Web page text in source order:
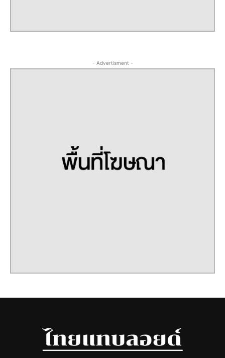
- Advertisment -